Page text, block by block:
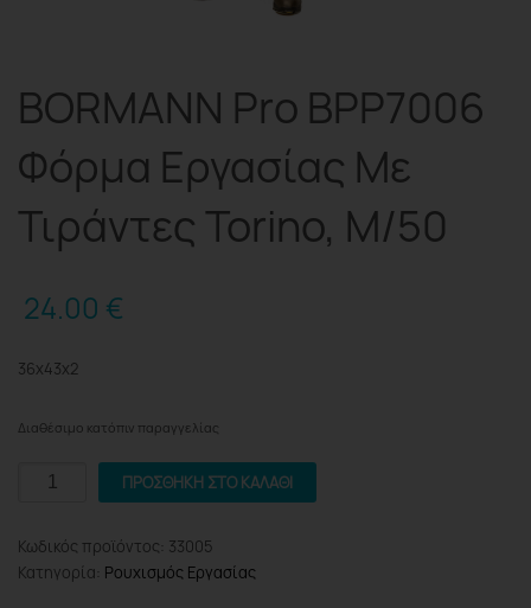
BORMANN Pro BPP7006
Φόρμα Εργασίας Με
Τιράντες Torino, M/50
24.00 €
36x43x2
Διαθέσιμο κατόπιν παραγγελίας
BORMANN
Φόρμα
Εργασίας
ΠΡΟΣΘΉΚΗ ΣΤΟ ΚΑΛΆΘΙ
Κωδικός προϊόντος: 33005
Κατηγορία: Ρουχισμός Εργασίας